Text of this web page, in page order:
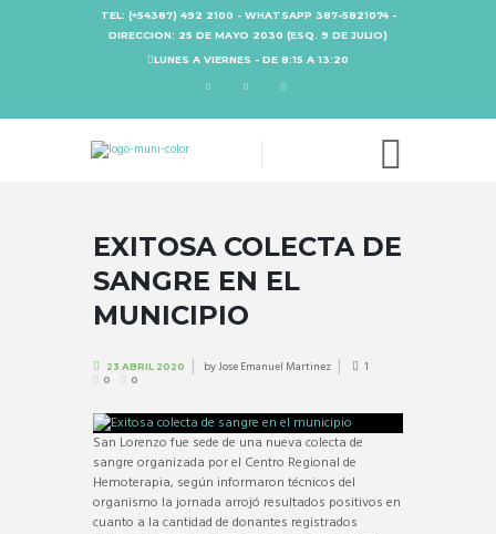
TEL: (+54387) 492 2100 - WHATSAPP 387-5821074 -
DIRECCION: 25 DE MAYO 2030 (ESQ. 9 DE JULIO)
LUNES A VIERNES - DE 8:15 A 13:20
EXITOSA COLECTA DE
SANGRE EN EL
MUNICIPIO
23 ABRIL 2020 byJose Emanuel Martinez 1
0 0
San Lorenzo fue sede de una nueva colecta de
sangre organizada por el Centro Regional de
Hemoterapia, según informaron técnicos del
organismo la jornada arrojó resultados positivos en
cuanto a la cantidad de donantes registrados